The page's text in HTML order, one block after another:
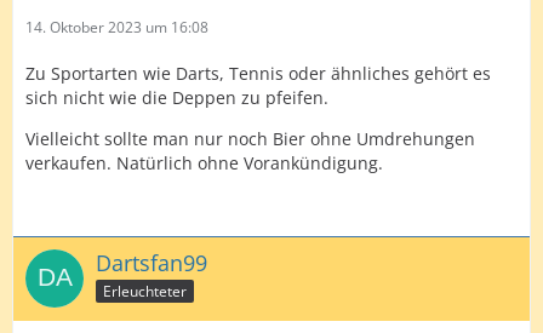
14. Oktober 2023 um 16:08
Zu Sportarten wie Darts, Tennis oder ähnliches gehört es
sich nicht wie die Deppen zu pfeifen.
Vielleicht sollte man nur noch Bier ohne Umdrehungen
verkaufen. Natürlich ohne Vorankündigung.
Dartsfan99
Erleuchteter